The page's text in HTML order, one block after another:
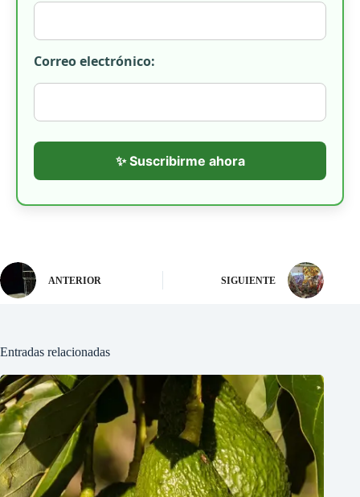
Correo electrónico:
✨ Suscribirme ahora
ANTERIOR SIGUIENTE
Entradas relacionadas